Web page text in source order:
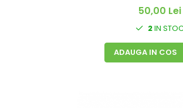
50,00 Lei
2IN
ADAUGA IN COS